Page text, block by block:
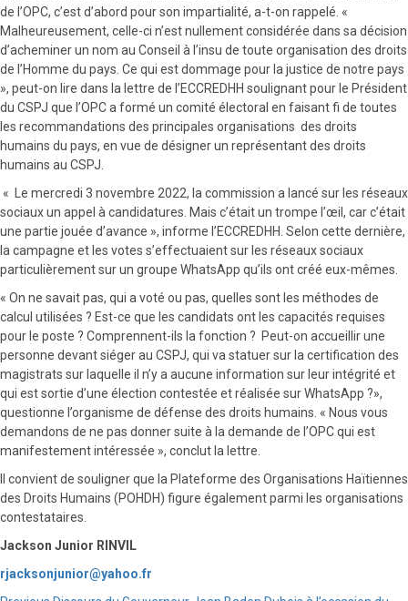
de l’OPC, c’est d’abord pour son impartialité, a-t-on rappelé. «
Malheureusement, celle-ci n’est nullement considérée dans sa décision
d’acheminer un nom au Conseil à l’insu de toute organisation des droits
de l’Homme du pays. Ce qui est dommage pour la justice de notre pays
», peut-on lire dans la lettre de l’ECCREDHH soulignant pour le Président
du CSPJ que l’OPC a formé un comité électoral en faisant fi de toutes
les recommandations des principales organisations des droits
humains du pays, en vue de désigner un représentant des droits
humains au CSPJ.
« Le mercredi 3 novembre 2022, la commission a lancé sur les réseaux
sociaux un appel à candidatures. Mais c’était un trompe l’œil, car c’était
une partie jouée d’avance », informe l’ECCREDHH. Selon cette dernière,
la campagne et les votes s’effectuaient sur les réseaux sociaux
particulièrement sur un groupe WhatsApp qu’ils ont créé eux-mêmes.
« On ne savait pas, qui a voté ou pas, quelles sont les méthodes de
calcul utilisées ? Est-ce que les candidats ont les capacités requises
pour le poste ? Comprennent-ils la fonction ? Peut-on accueillir une
personne devant siéger au CSPJ, qui va statuer sur la certification des
magistrats sur laquelle il n’y a aucune information sur leur intégrité et
qui est sortie d’une élection contestée et réalisée sur WhatsApp ?»,
questionne l’organisme de défense des droits humains. « Nous vous
demandons de ne pas donner suite à la demande de l’OPC qui est
manifestement intéressée », conclut la lettre.
Il convient de souligner que la Plateforme des Organisations Haïtiennes
des Droits Humains (POHDH) figure également parmi les organisations
contestataires.
Jackson Junior RINVIL
rjacksonjunior@yahoo.fr